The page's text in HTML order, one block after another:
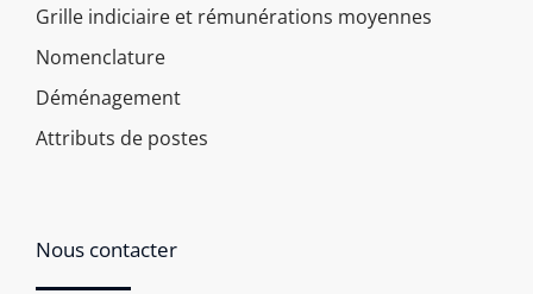
Grille indiciaire et rémunérations moyennes
Nomenclature
Déménagement
Attributs de postes
Nous contacter